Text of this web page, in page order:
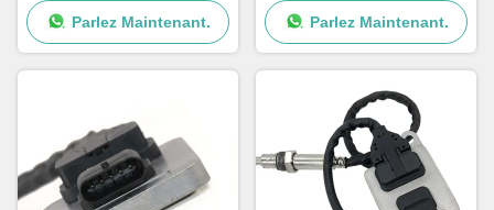
ML350
Parlez Maintenant.
E350
Parlez Maintenant.